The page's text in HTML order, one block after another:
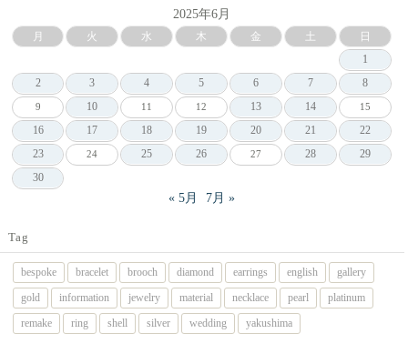
2025年6月
月 火 水 木 金 土
日
1
2
3 4 5 6 7 8
9 10 11 12 13 14 15
16 17 18 19 20 21
22
23
24 25 26 27 28
29
30
« 5月 7月 »
Tag
bespoke bracelet brooch diamond earrings english
gallery
gold
information jewelry material necklace pearl
platinum
remake
ring shell silver wedding yakushima